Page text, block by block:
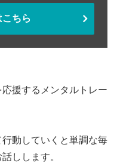
ちら
援するメンタルトレー
動していくと単調な毎
しします。